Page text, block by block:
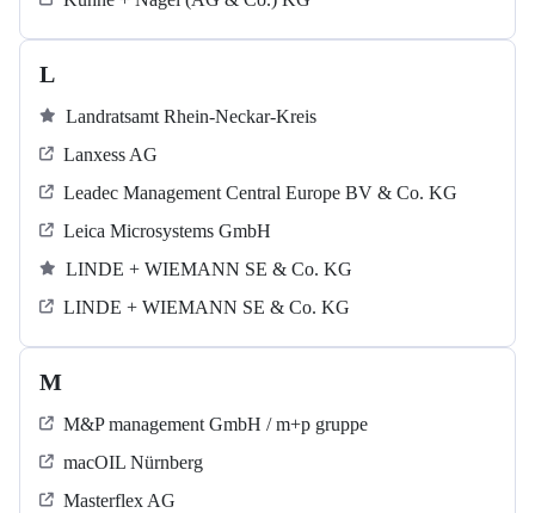
L
Landratsamt Rhein-Neckar-Kreis
Lanxess AG
Leadec Management Central Europe BV & Co. KG
Leica Microsystems GmbH
LINDE + WIEMANN SE & Co. KG
LINDE + WIEMANN SE & Co. KG
M
M&P management GmbH / m+p gruppe
macOIL Nürnberg
Masterflex AG